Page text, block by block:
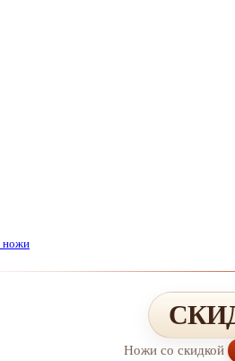
ножи
Ножи со скидкой